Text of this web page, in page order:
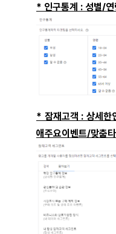
* 인구통계 : 성별/
* 잠재고객 : 상세한
애주요이벤트/맞춤